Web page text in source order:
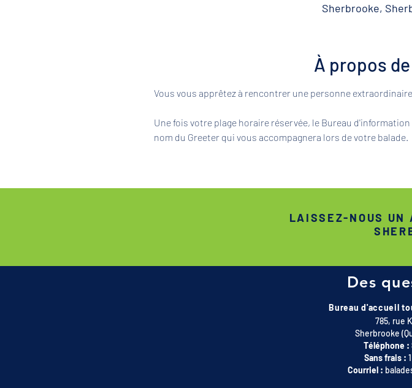
Sherbrooke,
À propos
Vous vous apprêtez à rencontrer une personne
Une fois votre plage horaire réservée, le Bureau
nom du Greeter qui vous accompagnera lors de votre balade.
Des
Bureau d'accueil
785, rue
Sherbrooke
Téléphone :
Sans frais :
Courriel :
LAISSEZ-NOUS UN